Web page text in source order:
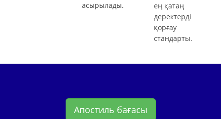
асырылады.
ең қатаң
деректерді
қорғау
стандарты.
Апостиль бағасы